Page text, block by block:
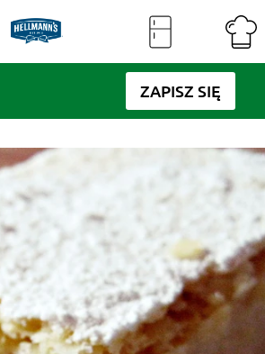
ZAPISZ SIĘ